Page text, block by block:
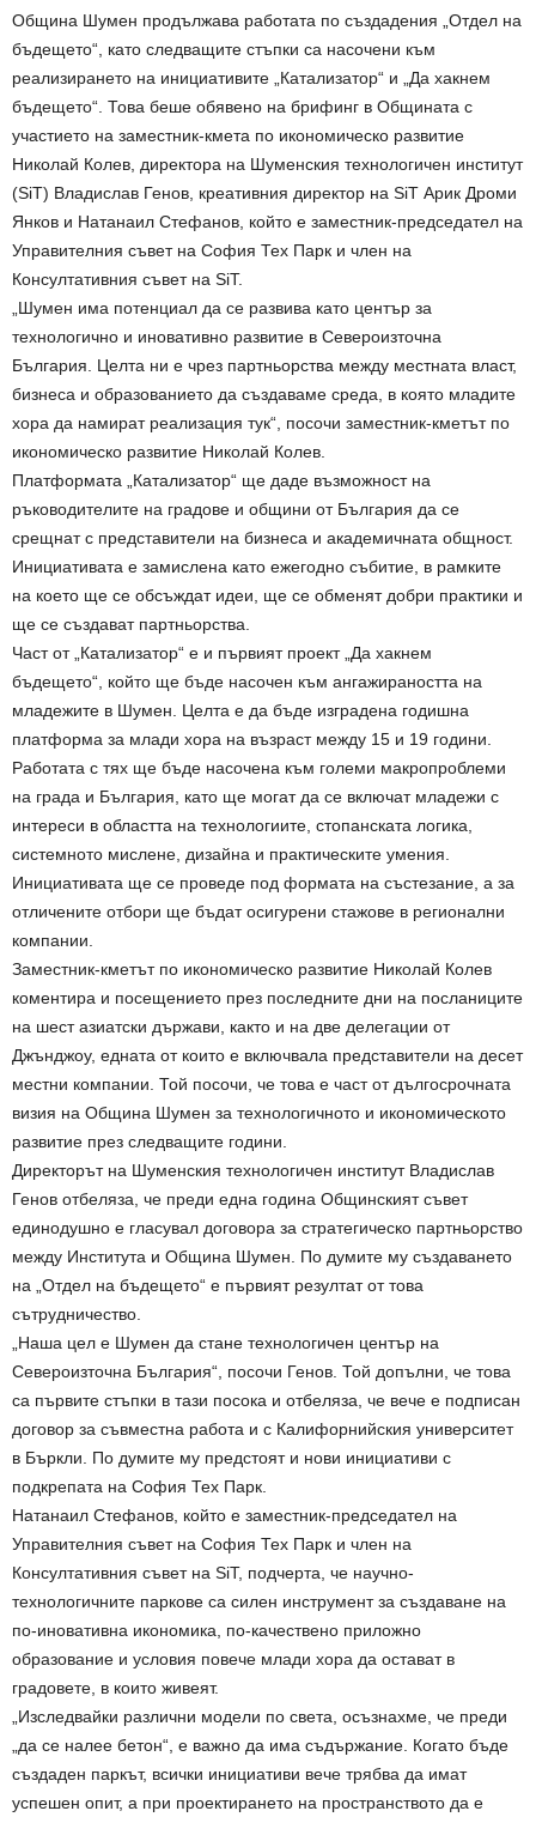
Община Шумен продължава работата по създадения „Отдел на
бъдещето“, като следващите стъпки са насочени към
реализирането на инициативите „Катализатор“ и „Да хакнем
бъдещето“. Това беше обявено на брифинг в Общината с
участието на заместник-кмета по икономическо развитие
Николай Колев, директора на Шуменския технологичен институт
(SiT) Владислав Генов, креативния директор на SiT Арик Дроми
Янков и Натанаил Стефанов, който е заместник-председател на
Управителния съвет на София Тех Парк и член на
Консултативния съвет на SiT.
„Шумен има потенциал да се развива като център за
технологично и иновативно развитие в Североизточна
България. Целта ни е чрез партньорства между местната власт,
бизнеса и образованието да създаваме среда, в която младите
хора да намират реализация тук“, посочи заместник-кметът по
икономическо развитие Николай Колев.
Платформата „Катализатор“ ще даде възможност на
ръководителите на градове и общини от България да се
срещнат с представители на бизнеса и академичната общност.
Инициативата е замислена като ежегодно събитие, в рамките
на което ще се обсъждат идеи, ще се обменят добри практики и
ще се създават партньорства.
Част от „Катализатор“ е и първият проект „Да хакнем
бъдещето“, който ще бъде насочен към ангажираността на
младежите в Шумен. Целта е да бъде изградена годишна
платформа за млади хора на възраст между 15 и 19 години.
Работата с тях ще бъде насочена към големи макропроблеми
на града и България, като ще могат да се включат младежи с
интереси в областта на технологиите, стопанската логика,
системното мислене, дизайна и практическите умения.
Инициативата ще се проведе под формата на състезание, а за
отличените отбори ще бъдат осигурени стажове в регионални
компании.
Заместник-кметът по икономическо развитие Николай Колев
коментира и посещението през последните дни на посланиците
на шест азиатски държави, както и на две делегации от
Джънджоу, едната от които е включвала представители на десет
местни компании. Той посочи, че това е част от дългосрочната
визия на Община Шумен за технологичното и икономическото
развитие през следващите години.
Директорът на Шуменския технологичен институт Владислав
Генов отбеляза, че преди една година Общинският съвет
единодушно е гласувал договора за стратегическо партньорство
между Института и Община Шумен. По думите му създаването
на „Отдел на бъдещето“ е първият резултат от това
сътрудничество.
„Наша цел е Шумен да стане технологичен център на
Североизточна България“, посочи Генов. Той допълни, че това
са първите стъпки в тази посока и отбеляза, че вече е подписан
договор за съвместна работа и с Калифорнийския университет
в Бъркли. По думите му предстоят и нови инициативи с
подкрепата на София Тех Парк.
Натанаил Стефанов, който е заместник-председател на
Управителния съвет на София Тех Парк и член на
Консултативния съвет на SiT, подчерта, че научно-
технологичните паркове са силен инструмент за създаване на
по-иновативна икономика, по-качествено приложно
образование и условия повече млади хора да остават в
градовете, в които живеят.
„Изследвайки различни модели по света, осъзнахме, че преди
„да се налее бетон“, е важно да има съдържание. Когато бъде
създаден паркът, всички инициативи вече трябва да имат
успешен опит, а при проектирането на пространството да е